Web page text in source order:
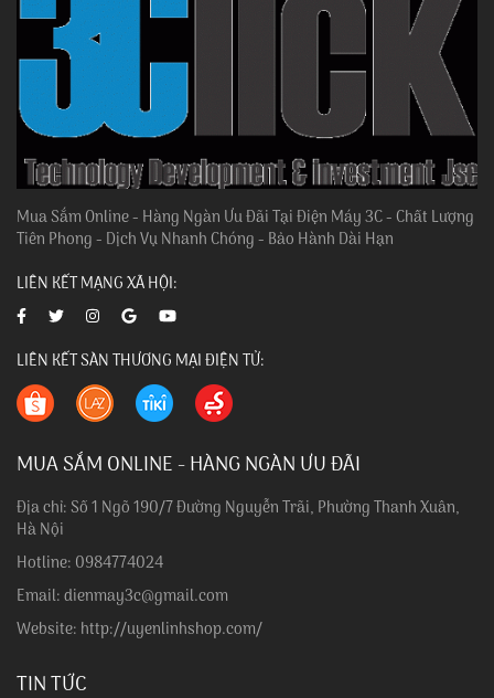
Mua Sắm Online - Hàng Ngàn Ưu Đãi Tại Điện Máy 3C - Chất Lượng
Tiên Phong - Dịch Vụ Nhanh Chóng - Bảo Hành Dài Hạn
LIÊN KẾT MẠNG XÃ HỘI:
LIÊN KẾT SÀN THƯƠNG MẠI ĐIỆN TỬ:
MUA SẮM ONLINE - HÀNG NGÀN ƯU ĐÃI
Địa chỉ: Số 1 Ngõ 190/7 Đường Nguyễn Trãi, Phường Thanh Xuân,
Hà Nội
Hotline: 0984774024
Email: dienmay3c@gmail.com
Website: http://uyenlinhshop.com/
TIN TỨC